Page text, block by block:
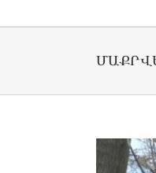
View
Larger